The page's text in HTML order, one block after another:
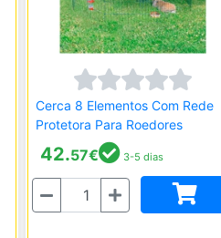
Cerca 8 Elementos Com Rede
Protetora Para Roedores
42.57€ 3-5 dias
Quantidade